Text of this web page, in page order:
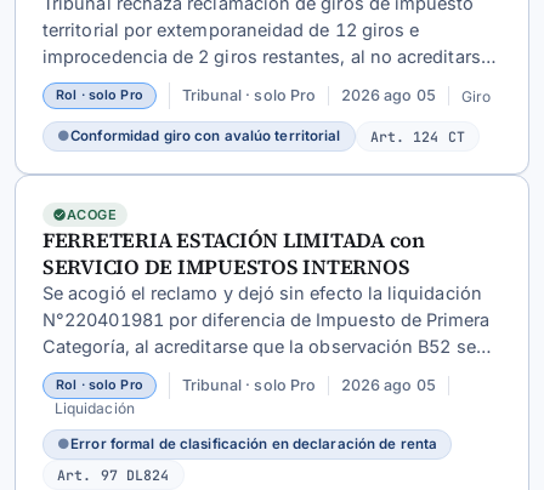
territorial por extemporaneidad de 12 giros e
improcedencia de 2 giros restantes, al no acreditarse
disconformidad entre estos y el avalúo que les sirve
de base.
Rol · solo Pro Tribunal · solo Pro 2026 ago 05 Giro
●Conformidad giro con avalúo territorial Art. 124 CT
ACOGE
FERRETERIA ESTACIÓN LIMITADA con
SERVICIO DE IMPUESTOS INTERNOS
Se acogió el reclamo y dejó sin efecto la liquidación
N°220401981 por diferencia de Impuesto de Primera
Categoría, al acreditarse que la observación B52 se
originó en un error formal de clasificación en la DJ
1948, posteriormente rectificado por la contribuyente.
Rol · solo Pro Tribunal · solo Pro
2026 ago 05
Liquidación
●Error formal de clasificación en declaración de renta
Art. 97 DL824